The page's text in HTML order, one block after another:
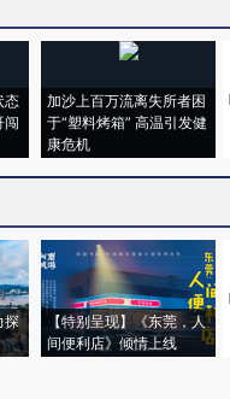
态
闯
加沙上百万流离失所者困
于“塑料烤箱” 高温引发健
康危机
探
【特别呈现】《东莞，人
间便利店》倾情上线